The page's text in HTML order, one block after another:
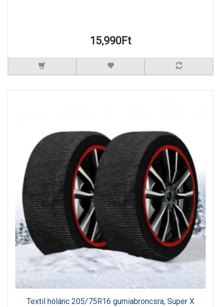
15,990Ft
Textil hólánc 205/75R16 gumiabroncsra, Super X